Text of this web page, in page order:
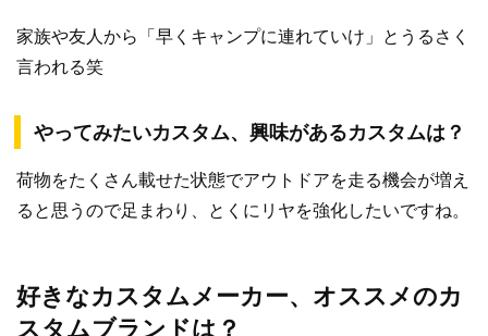
家族や友人から「早くキャンプに連れていけ」とうるさく
言われる笑
やってみたいカスタム、興味があるカスタムは？
荷物をたくさん載せた状態でアウトドアを走る機会が増え
ると思うので足まわり、とくにリヤを強化したいですね。
好きなカスタムメーカー、オススメのカ
スタムブランドは？